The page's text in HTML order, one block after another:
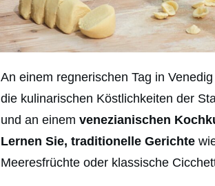
An einem regnerischen Tag in
die kulinarischen Köstlichkeiten der
und an einem venezianischen
Lernen Sie, traditionelle Gerichte
Meeresfrüchte oder klassische